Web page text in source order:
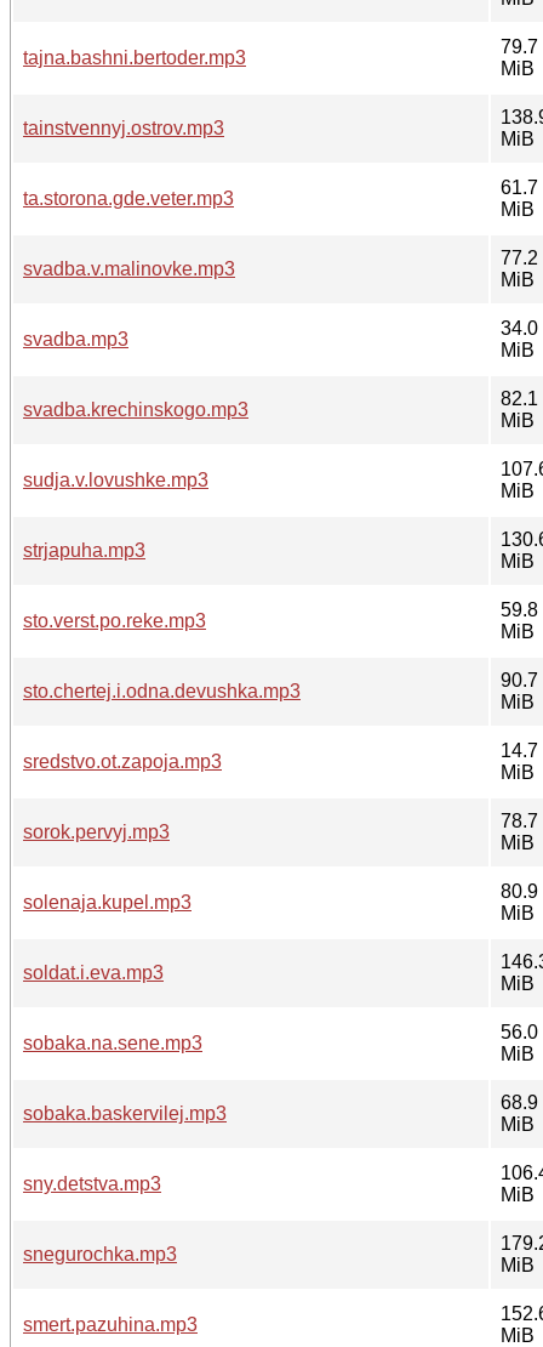
tajna.bashni.bertoder.mp3
79.7
MiB
tainstvennyj.ostrov.mp3
MiB
ta.storona.gde.veter.mp3
61.7
MiB
svadba.v.malinovke.mp3
77.2
MiB
svadba.mp3
34.0
MiB
svadba.krechinskogo.mp3
82.1
MiB
sudja.v.lovushke.mp3
MiB
strjapuha.mp3
MiB
sto.verst.po.reke.mp3
59.8
MiB
sto.chertej.i.odna.devushka.mp3
90.7
MiB
sredstvo.ot.zapoja.mp3
14.7
MiB
sorok.pervyj.mp3
78.7
MiB
solenaja.kupel.mp3
80.9
MiB
soldat.i.eva.mp3
MiB
sobaka.na.sene.mp3
56.0
MiB
sobaka.baskervilej.mp3
68.9
MiB
sny.detstva.mp3
MiB
snegurochka.mp3
MiB
smert.pazuhina.mp3
MiB